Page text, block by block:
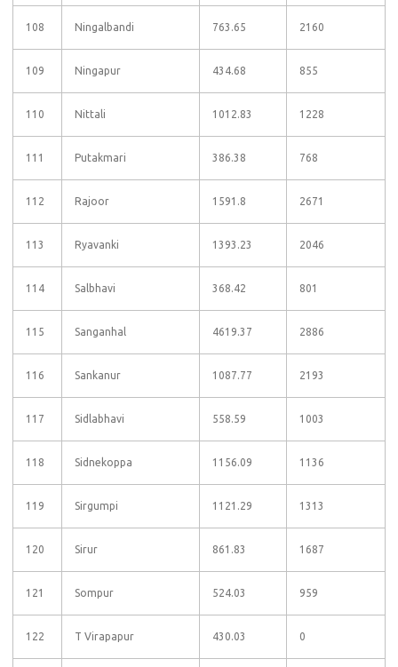
108 Ningalbandi 763.65 2160
109 Ningapur 434.68 855
110 Nittali 1012.83 1228
111 Putakmari 386.38 768
112 Rajoor 1591.8 2671
113 Ryavanki 1393.23 2046
114 Salbhavi 368.42 801
115 Sanganhal 4619.37 2886
116 Sankanur 1087.77 2193
117 Sidlabhavi 558.59 1003
118 Sidnekoppa 1156.09 1136
119 Sirgumpi 1121.29 1313
120 Sirur 861.83 1687
121 Sompur 524.03 959
122 T Virapapur 430.03 0